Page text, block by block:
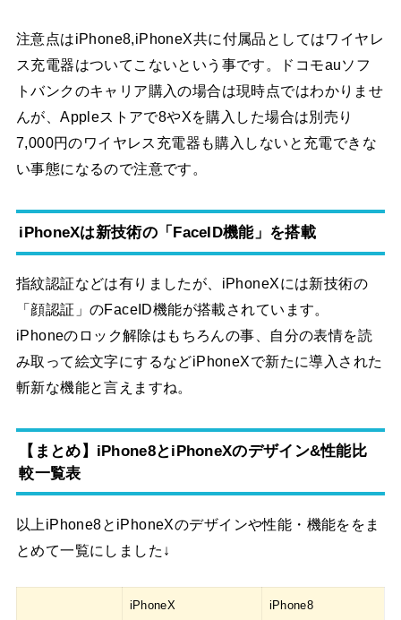
注意点はiPhone8,iPhoneX共に付属品としてはワイヤレ
ス充電器はついてこないという事です。ドコモauソフ
トバンクのキャリア購入の場合は現時点ではわかりませ
んが、Appleストアで8やXを購入した場合は別売り
7,000円のワイヤレス充電器も購入しないと充電できな
い事態になるので注意です。
iPhoneXは新技術の「FaceID機能」を搭載
指紋認証などは有りましたが、iPhoneXには新技術の
「顔認証」のFaceID機能が搭載されています。
iPhoneのロック解除はもちろんの事、自分の表情を読
み取って絵文字にするなどiPhoneXで新たに導入された
斬新な機能と言えますね。
【まとめ】iPhone8とiPhoneXのデザイン&性能比
較一覧表
以上iPhone8とiPhoneXのデザインや性能・機能ををま
とめて一覧にしました↓
iPhoneX iPhone8